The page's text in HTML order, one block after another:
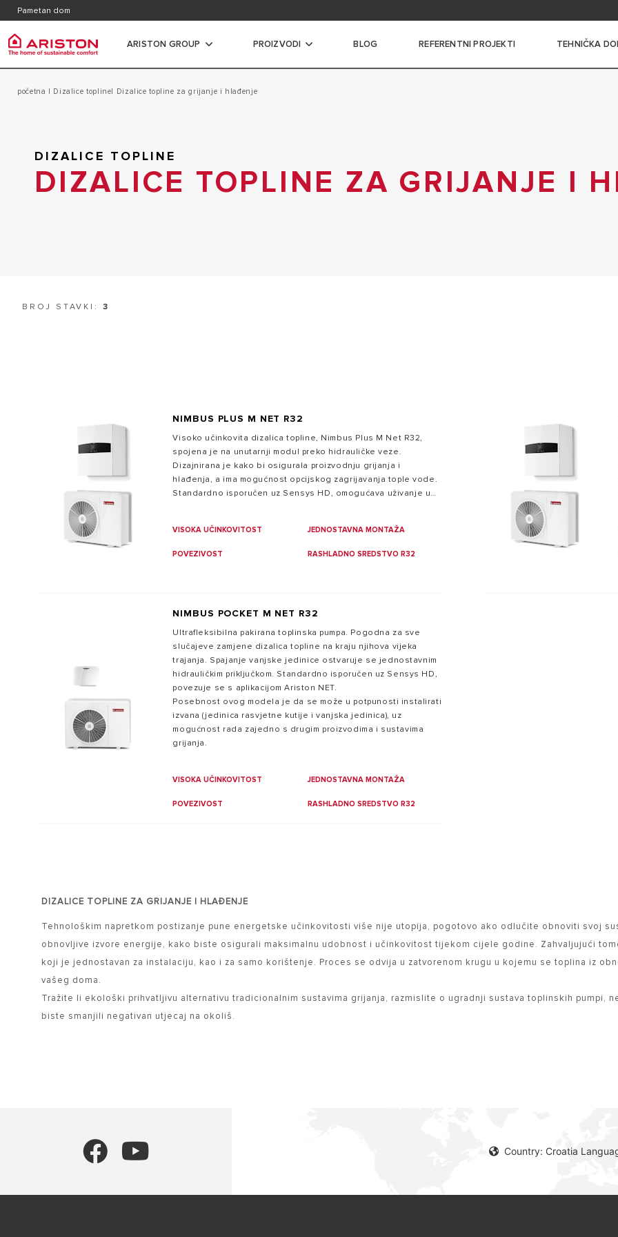
Pametan dom
ARISTON GROUP
Ariston Group
KARIJERA
GRUPA
PROIZVODI
proizvodi | kategorija
DIZALICE TOPLINE
PAMETAN DOM
Grijalice vode
KAPACITETA
- SVI MODELI GRIJALICE VODE
BLOG REFERENTNI PROJEKTI TEHNIČKA
početna | Dizalice topline| Dizalice topline za grijanje i hlađenje
DIZALICE TOPLINE
DIZALICE TOPLINE ZA GRIJANJE I
BROJ STAVKI: 3
NIMBUS PLUS M NET R32
Visoko učinkovita dizalica topline, Nimbus Plus M Net R32,
spojena je na unutarnji modul preko hidrauličke veze.
Dizajnirana je kako bi osigurala proizvodnju grijanja i
hlađenja, a ima mogućnost opcijskog zagrijavanja tople vode.
Standardno isporučen uz Sensys HD, omogućava uživanje u
VISOKA UČINKOVITOST JEDNOSTAVNA MONTAŽA
POVEZIVOST RASHLADNO SREDSTVO R32
NIMBUS POCKET M NET R32
Ultrafleksibilna pakirana toplinska pumpa. Pogodna za sve
slučajeve zamjene dizalica topline na kraju njihova vijeka
trajanja. Spajanje vanjske jedinice ostvaruje se jednostavnim
hidrauličkim priključkom. Standardno isporučen uz Sensys HD,
povezuje se s aplikacijom Ariston NET.
Posebnost ovog modela je da se može u potpunosti instalirati
izvana (jedinica rasvjetne kutije i vanjska jedinica), uz
mogućnost rada zajedno s drugim proizvodima i sustavima
grijanja.
VISOKA UČINKOVITOST JEDNOSTAVNA MONTAŽA
POVEZIVOST RASHLADNO SREDSTVO R32
DIZALICE TOPLINE ZA GRIJANJE I HLAĐENJE
Tehnološkim napretkom postizanje pune energetske učinkovitosti više nije utopija, pogotovo ako odlučite obnoviti svoj
obnovljive izvore energije, kako biste osigurali maksimalnu udobnost i učinkovitost tijekom cijele godine. Zahvaljujući
koji je jednostavan za instalaciju, kao i za samo korištenje. Proces se odvija u zatvorenom krugu u kojemu se toplina iz
vašeg doma.
Tražite li ekološki prihvatljivu alternativu tradicionalnim sustavima grijanja, razmislite o ugradnji sustava toplinskih pumpi,
biste smanjili negativan utjecaj na okoliš.
Country: Croatia